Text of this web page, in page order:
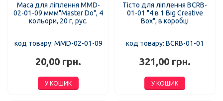
Маса для ліплення MMD-
02-01-09 ммм"Master Do", 4
кольори, 20 г, рус.
код товару: MMD-02-01-09
20,00 грн.
У КОШИК
Тісто для ліплення BCRB-
01-01 "4 в 1 Big Creative
Box", в коробці
код товару: BCRB-01-01
321,00 грн.
У КОШИК